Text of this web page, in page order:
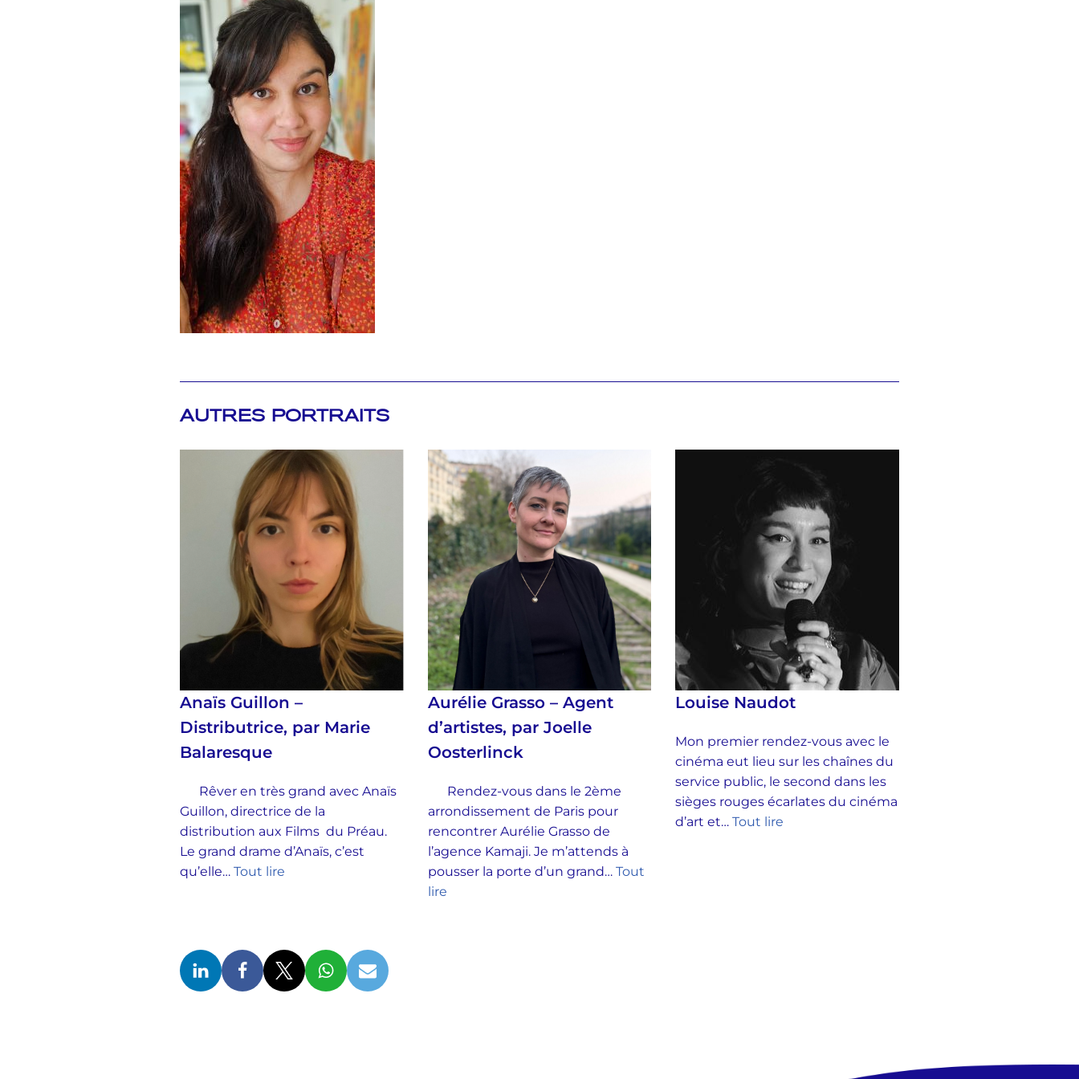
AUTRES PORTRAITS
Anaïs Guillon –
Distributrice, par Marie
Balaresque
Rêver en très grand avec Anaïs
Guillon, directrice de la
distribution aux Films du Préau.
Le grand drame d’Anaïs, c’est
qu’elle… Tout lire
Aurélie Grasso – Agent
d’artistes, par Joelle
Oosterlinck
Rendez-vous dans le 2ème
arrondissement de Paris pour
rencontrer Aurélie Grasso de
l’agence Kamaji. Je m’attends à
pousser la porte d’un grand… Tout
lire
Louise Naudot
Mon premier rendez-vous avec le
cinéma eut lieu sur les chaînes du
service public, le second dans les
sièges rouges écarlates du cinéma
d’art et…Tout lire